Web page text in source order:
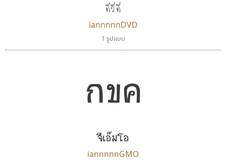
ดีวีดี
iannnnnDVD
1 รูปแบบ
กขค
จีเอ็มโอ
iannnnnGMO